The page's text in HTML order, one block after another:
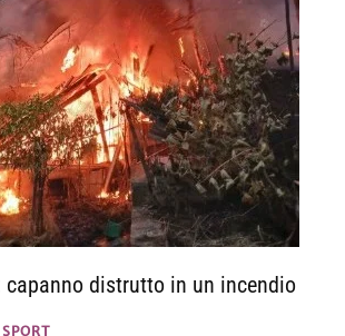
capanno distrutto in un incendio
SPORT